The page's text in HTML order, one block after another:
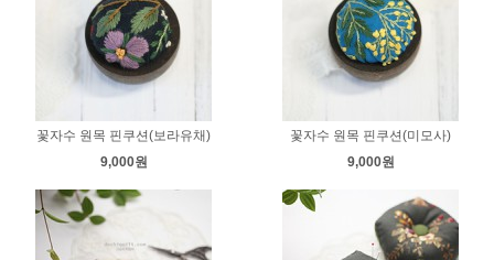
꽃자수 원목 핀쿠션(보라유채)
9,000원
꽃자수 원목 핀쿠션(미모사)
9,000원